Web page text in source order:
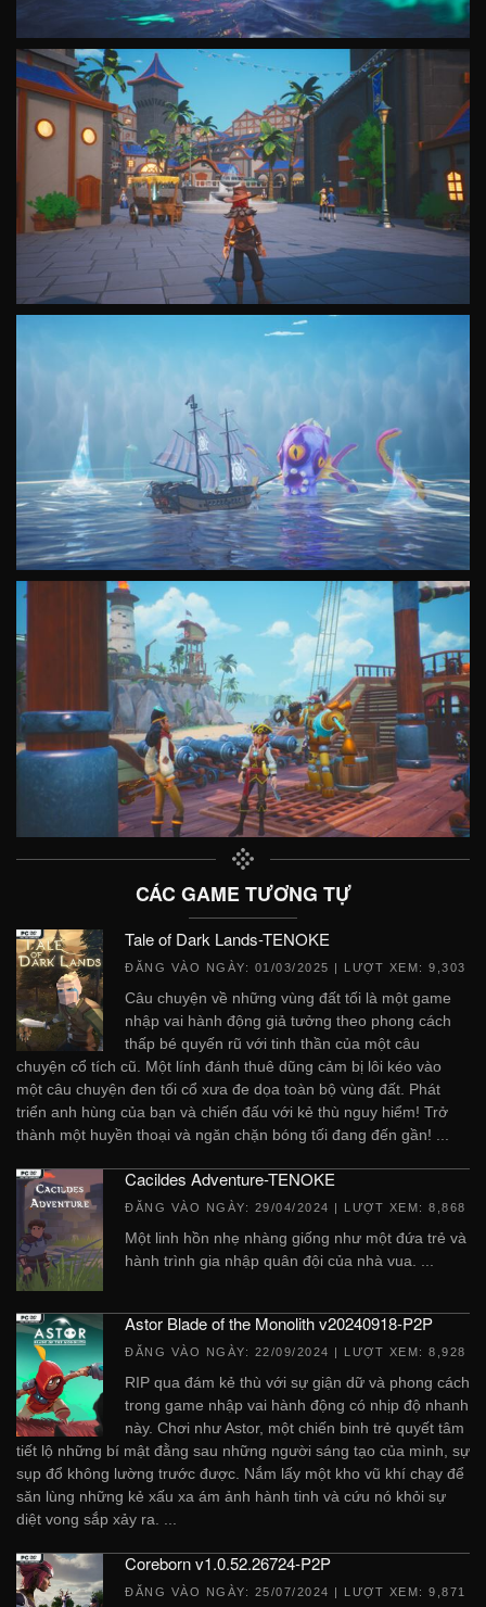
CÁC GAME TƯƠNG TỰ
Tale of Dark Lands-TENOKE
ĐĂNG VÀO NGÀY: 01/03/2025 | LƯỢT XEM: 9,303
Câu chuyện về những vùng đất tối là một game
nhập vai hành động giả tưởng theo phong cách
thấp bé quyến rũ với tinh thần của một câu
chuyện cổ tích cũ. Một lính đánh thuê dũng cảm bị lôi kéo vào
một câu chuyện đen tối cổ xưa đe dọa toàn bộ vùng đất. Phát
triển anh hùng của bạn và chiến đấu với kẻ thù nguy hiểm! Trở
thành một huyền thoại và ngăn chặn bóng tối đang đến gần! ...
Cacildes Adventure-TENOKE
ĐĂNG VÀO NGÀY: 29/04/2024 | LƯỢT XEM: 8,868
Một linh hồn nhẹ nhàng giống như một đứa trẻ và
hành trình gia nhập quân đội của nhà vua. ...
Astor Blade of the Monolith v20240918-P2P
ĐĂNG VÀO NGÀY: 22/09/2024 | LƯỢT XEM: 8,928
RIP qua đám kẻ thù với sự giận dữ và phong cách
trong game nhập vai hành động có nhịp độ nhanh
này. Chơi như Astor, một chiến binh trẻ quyết tâm
tiết lộ những bí mật đằng sau những người sáng tạo của mình, sự
sụp đổ không lường trước được. Nắm lấy một kho vũ khí chạy để
săn lùng những kẻ xấu xa ám ảnh hành tinh và cứu nó khỏi sự
diệt vong sắp xảy ra. ...
Coreborn v1.0.52.26724-P2P
ĐĂNG VÀO NGÀY: 25/07/2024 | LƯỢT XEM: 9,871